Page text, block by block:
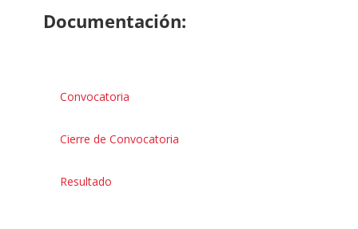
Documentación:
Convocatoria
Cierre de Convocatoria
Resultado